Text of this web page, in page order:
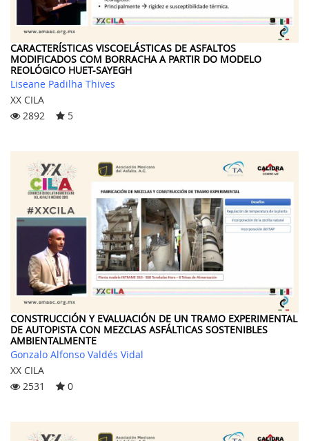
CARACTERÍSTICAS VISCOELÁSTICAS DE ASFALTOS
MODIFICADOS COM BORRACHA A PARTIR DO MODELO
REOLÓGICO HUET-SAYEGH
Liseane Padilha Thives
XX CILA
2892
5
CONSTRUCCIÓN Y EVALUACIÓN DE UN TRAMO EXPERIMENTAL
DE AUTOPISTA CON MEZCLAS ASFÁLTICAS SOSTENIBLES
AMBIENTALMENTE
Gonzalo Alfonso Valdés Vidal
XX CILA
2531
0